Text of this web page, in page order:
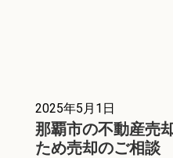
2025年5月1日
那覇市の不動産売
ため売却のご相談